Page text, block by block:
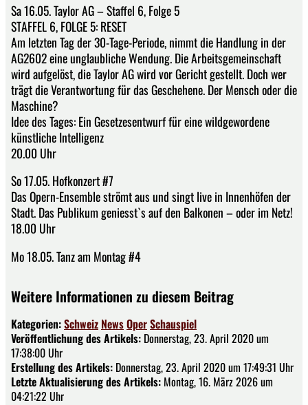
Sa 16.05. Taylor AG – Staffel 6, Folge 5
STAFFEL 6, FOLGE 5: RESET
Am letzten Tag der 30-Tage-Periode, nimmt die Handlung in der
AG2602 eine unglaubliche Wendung. Die Arbeitsgemeinschaft
wird aufgelöst, die Taylor AG wird vor Gericht gestellt. Doch wer
trägt die Verantwortung für das Geschehene. Der Mensch oder die
Maschine?
Idee des Tages: Ein Gesetzesentwurf für eine wildgewordene
künstliche Intelligenz
20.00 Uhr
So 17.05. Hofkonzert #7
Das Opern-Ensemble strömt aus und singt live in Innenhöfen der
Stadt. Das Publikum geniesst`s auf den Balkonen – oder im Netz!
18.00 Uhr
Mo 18.05. Tanz am Montag #4
Weitere Informationen zu diesem Beitrag
Kategorien:Schweiz NewsOperSchauspiel
Veröffentlichung des Artikels: Donnerstag, 23. April 2020 um
17:38:00 Uhr
Erstellung des Artikels: Donnerstag, 23. April 2020 um 17:49:31 Uhr
Letzte Aktualisierung des Artikels: Montag, 16. März 2026 um
04:21:22 Uhr